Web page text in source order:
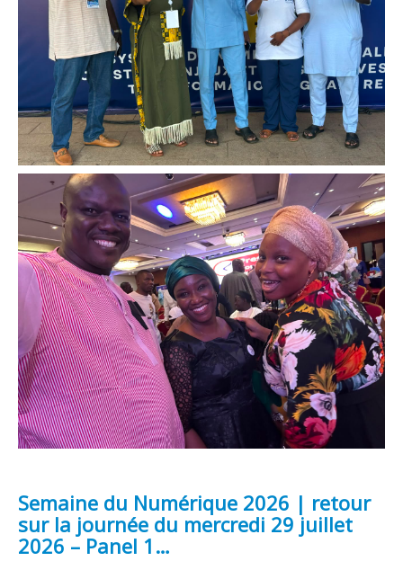
Semaine du Numérique 2026 | retour
sur la journée du mercredi 29 juillet
2026 – Panel 1…